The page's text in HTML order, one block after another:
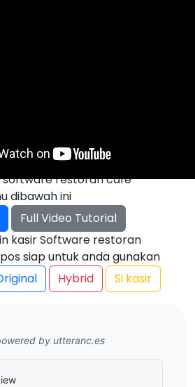
software restoran cafe
dibawah ini
Full Video Tutorial
kasir Software restoran
siap untuk anda gunakan
Hybrid Si kasir